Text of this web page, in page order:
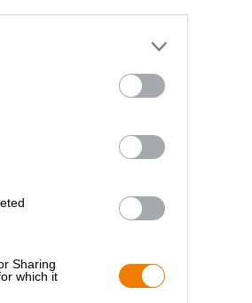
Sharing
which it
il birrificio privato Ayinger ha un
festività ha la sua birra. Vivere la
festival è la Maibock: la birra chiara è
il carattere forte e l’armonioso equilibrio
servito tra marzo e maggio. È il
i primi giorni caldi dell’anno
rinforzante del 6,9%.
in un giallo dorato brillante. Una
trasparente, invitandoti a bere con
mature, erba appena falciata e un po’
vellutato. Il malto domina il piacere di